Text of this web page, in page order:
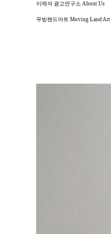
이제석 광고연구소 About Us
무빙랜드아트 Moving Land Art